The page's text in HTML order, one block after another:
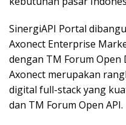
SinergiAPI Portal
Axonect Enterprise
dengan TM Forum Open
Axonect merupakan
digital full-stack yang
dan TM Forum Open API.